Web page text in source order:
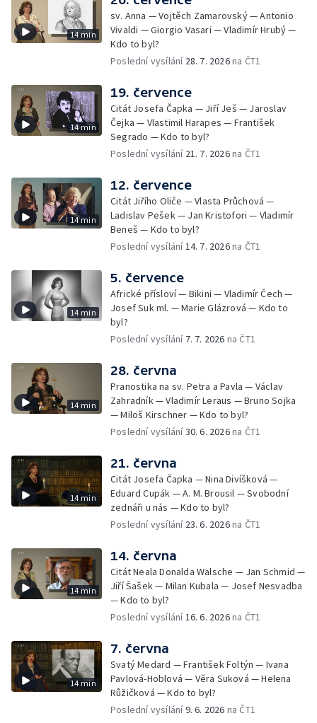
14 min
sv. Anna — Vojtěch Zamarovský — Antonio
Vivaldi — Giorgio Vasari — Vladimír Hrubý —
Kdo to byl?
Poslední vysílání 28. 7. 2026na ČT1
14 min
19. července
Citát Josefa Čapka — Jiří Ješ — Jaroslav
Čejka — Vlastimil Harapes — František
Segrado — Kdo to byl?
Poslední vysílání 21. 7. 2026na ČT1
14 min
12. července
Citát Jiřího Oliče — Vlasta Průchová —
Ladislav Pešek — Jan Kristofori — Vladimír
Beneš — Kdo to byl?
Poslední vysílání14. 7. 2026na ČT1
14 min
5. července
Africké přísloví — Bikini — Vladimír Čech —
Josef Suk ml. — Marie Glázrová — Kdo to
byl?
Poslední vysílání 7. 7. 2026 na ČT1
14 min
28. června
Pranostika na sv. Petra a Pavla — Václav
Zahradník — Vladimír Leraus — Bruno Sojka
— Miloš Kirschner — Kdo to byl?
Poslední vysílání30. 6. 2026na ČT1
14 min
21. června
Citát Josefa Čapka — Nina Divíšková —
Eduard Cupák — A. M. Brousil — Svobodní
zednáři u nás — Kdo to byl?
Poslední vysílání 23. 6. 2026na ČT1
14 min
14. června
Citát Neala Donalda Walsche — Jan Schmid —
Jiří Šašek — Milan Kubala — Josef Nesvadba
— Kdo to byl?
Poslední vysílání16. 6. 2026na ČT1
14 min
7. června
Svatý Medard — František Foltýn — Ivana
Pavlová-Hoblová — Věra Suková — Helena
Růžičková — Kdo to byl?
Poslední vysílání9. 6. 2026 na ČT1